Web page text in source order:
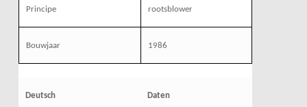
Principe rootsblower
Bouwjaar 1986
Deutsch Daten